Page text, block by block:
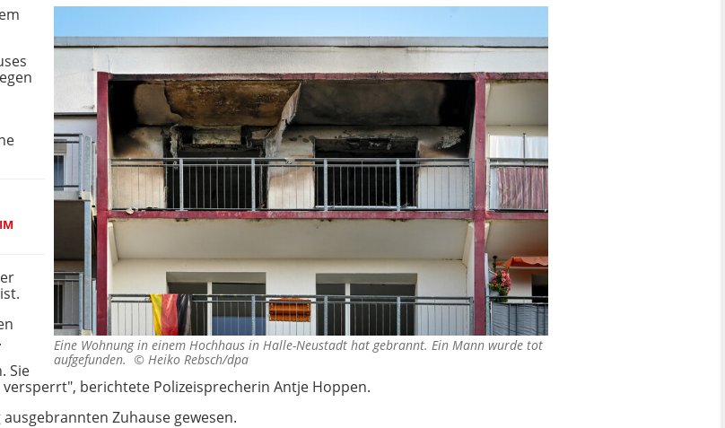
Eine Wohnung in einem Hochhaus in Halle-Neustadt hat gebrannt. Ein Mann wurde tot
aufgefunden. © Heiko Rebsch/dpa
Sie
berichtete Polizeisprecherin Antje Hoppen.
Zuhause gewesen.